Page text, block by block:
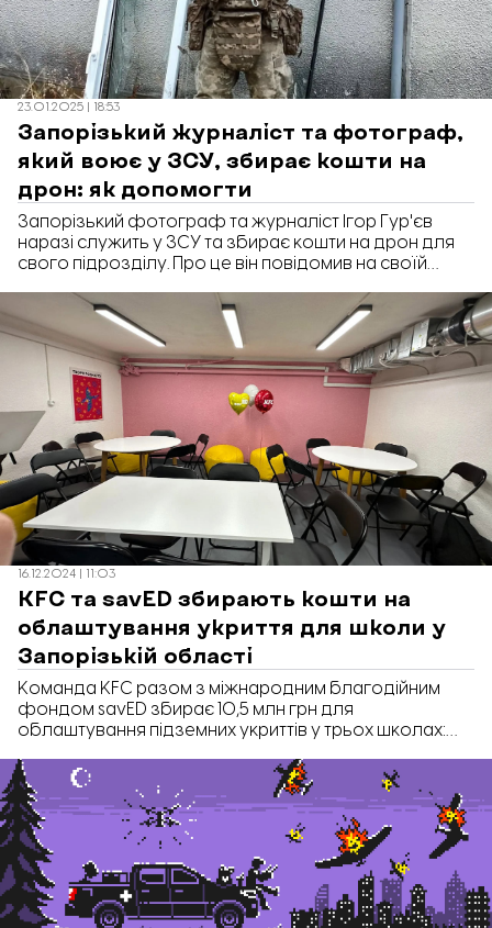
23.01.2025 | 18:53
Запорізький журналіст та фотограф,
який воює у ЗСУ, збирає кошти на
дрон: як допомогти
Запорізький фотограф та журналіст Ігор Гур'єв
наразі служить у ЗСУ та збирає кошти на дрон для
свого підрозділу. Про це він повідомив на своїй
16.12.2024 | 11:03
KFC та savED збирають кошти на
облаштування укриття для школи у
Запорізькій області
Команда KFC разом з міжнародним благодійним
фондом savED збирає 10,5 млн грн для
облаштування підземних укриттів у трьох школах:
областях. Збір коштів триває до кінця 2024 року.